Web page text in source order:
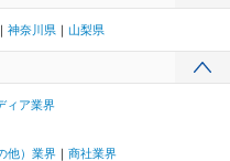
神奈川県 山梨県
ィア業界
他）業界
商社業界